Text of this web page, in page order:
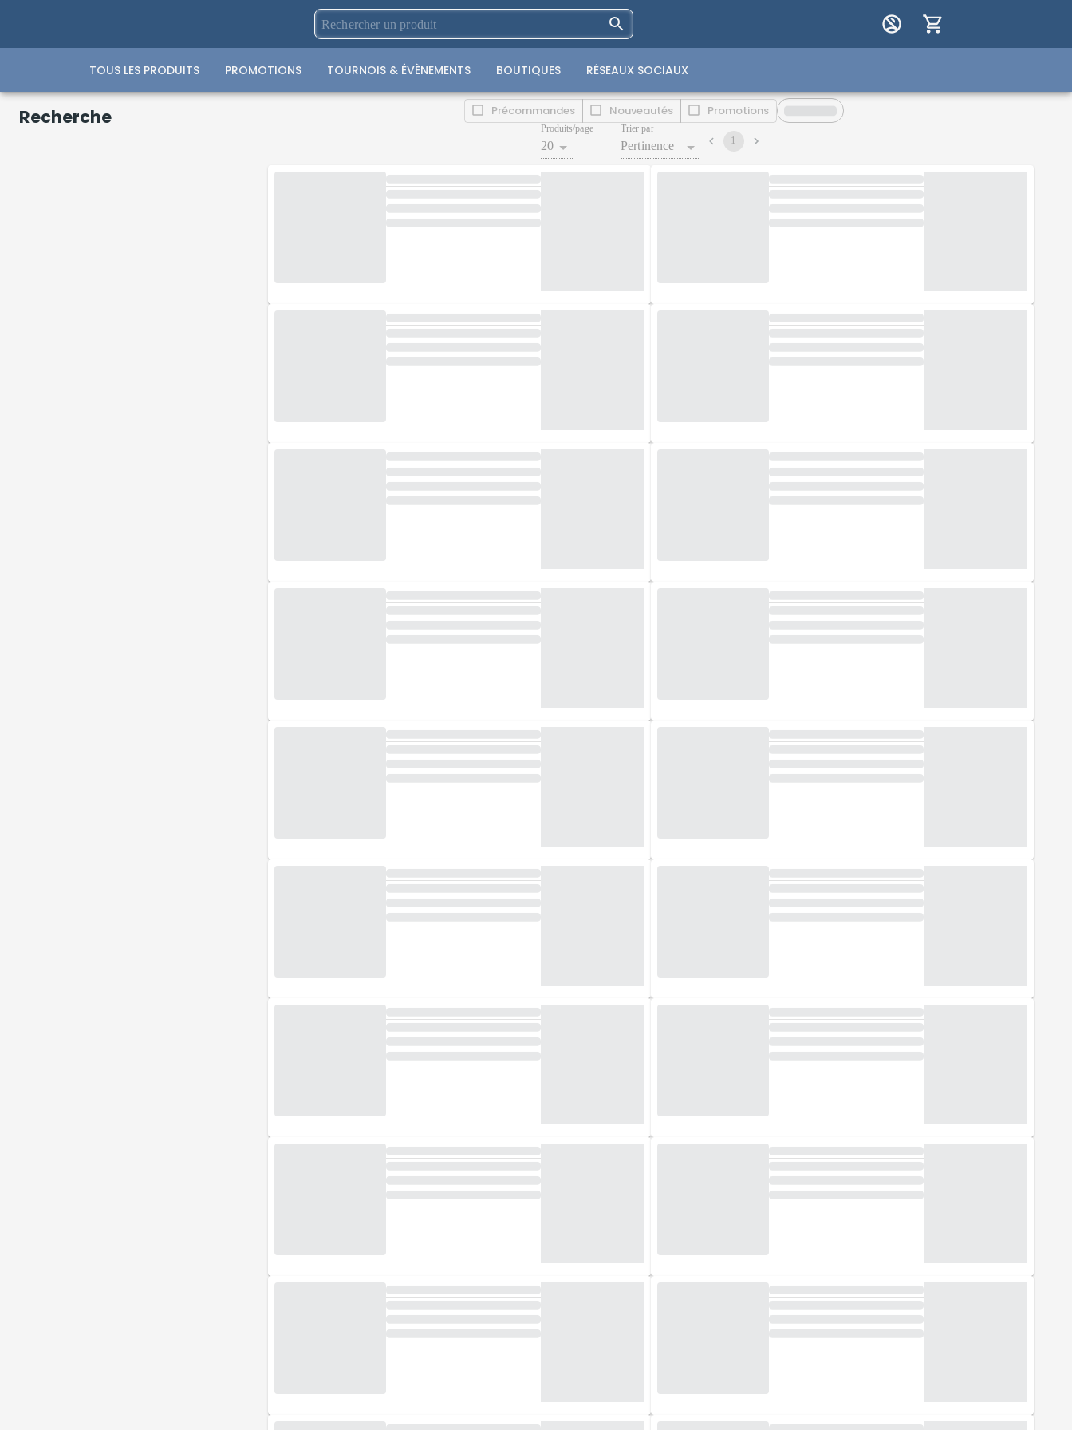
TOUS LES PRODUITS PROMOTIONS TOURNOIS & ÉVÈNEMENTS BOUTIQUES RÉSEAUX SOCIAUX
Recherche Précommandes Nouveautés Promotions
Produits/page
20
Trier par
Pertinence 1